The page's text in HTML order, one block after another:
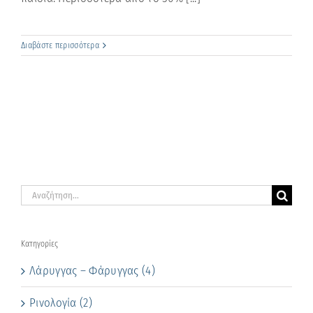
Διαβάστε περισσότερα
Αναζήτηση
για:
Kατηγορίες
Λάρυγγας – Φάρυγγας (4)
Ρινολογία (2)